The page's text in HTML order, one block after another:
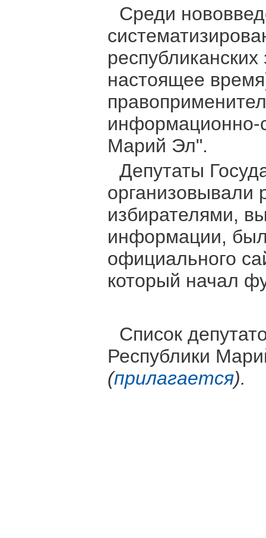
Среди
настоящее
информационно-
Марий Эл".
Депутаты
организовывали
избирателями,
информации,
официального
который начал
Список
Республики
(прилагается).